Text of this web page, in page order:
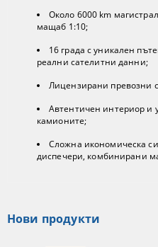
Около 6000 km
мащаб 1:10;
16 града с уникален
реални сателитни данни;
Лицензирани превозни
Автентичен интериор
камионите;
Сложна икономическа
диспечери, комбинирани
Нови продукти